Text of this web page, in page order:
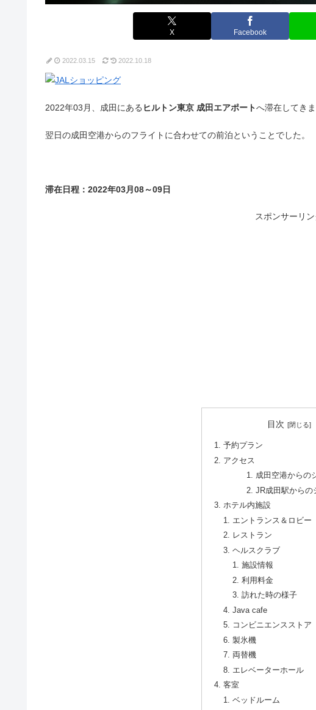
X Facebook
2022.03.15 2022.10.18
2022年03月、成田にある ヒルトン東京 成田エアポートへ滞在してきま
翌日の成田空港からのフライトに合わせての前泊ということでした。
滞在日程：2022年03月08～09日
スポンサーリン
目次
予約プラン
アクセス
成田空港からの
JR成田駅からの
ホテル内施設
エントランス＆ロビー
レストラン
ヘルスクラブ
施設情報
利用料金
訪れた時の様子
Java cafe
コンビニエンスストア
製氷機
両替機
エレベーターホール
客室
ベッドルーム